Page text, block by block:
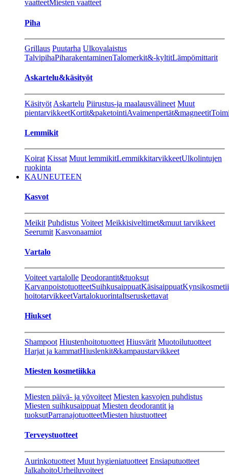
vaatteetMiesten vaatteet
Piha
Grillaus Puutarha Ulkovalaistus
TalvipihaPiharakentaminenTalomerkit&-kyltitLämpömittarit
Askartelu&käsityöt
Käsityöt Askartelu Piirustus-ja maalausvälineet Muut
pientarvikkeetKortit&paketointiAvaimenpertät&magneetit
Lemmikit
Koirat Kissat Muut lemmikitLemmikkitarvikkeetUlkolintujen
ruokinta
KAUNEUTEEN
Kasvot
Meikit Puhdistus Voiteet Meikkisiveltimet&muut tarvikkeet
Seerumit Kasvonaamiot
Vartalo
Voiteet vartalolle Deodorantit&tuoksut
KarvanpoistotuotteetSuihkusaippuatKäsisaippuat
hoitotarvikkeetVartalokuorintaItseruskettavat
Hiukset
Shampoot Hiustenhoitotuotteet Hiusvärit Muotoilutuotteet
Harjat ja kammatHiuslenkit&kampaustarvikkeet
Miesten kosmetiikka
Miesten päivä- ja yövoiteet Miesten kasvojen puhdistus
Miesten suihkusaippuat Miesten deodorantit ja
tuoksutParranajotuotteetMiesten hiustuotteet
Terveystuotteet
Aurinkotuotteet Muut hygieniatuotteet Ensiaputuotteet
JalkahoitoUrheiluvoiteet